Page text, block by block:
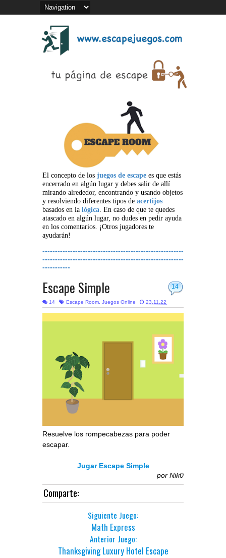
El concepto de los juegos de escape es que estás
encerrado en algún lugar y debes salir de allí
mirando alrededor, encontrando y usando objetos
y resolviendo diferentes tipos de acertijos
basados en la lógica. En caso de que te quedes
atascado en algún lugar, no dudes en pedir ayuda
en los comentarios. ¡Otros jugadores te
ayudarán!
--------------------------------------------------------
--------------------------------------------------------
-----------
14
Escape Simple
14 Escape Room, Juegos Online 23.11.22
Resuelve los rompecabezas para poder
escapar.
Jugar Escape Simple
por Nik0
Comparte:
Siguiente Juego:
Math Express
Anterior Juego:
Thanksgiving Luxury Hotel Escape